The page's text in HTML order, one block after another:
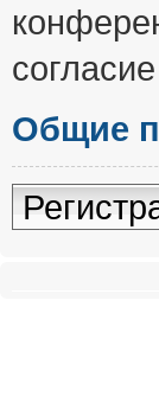
Общие